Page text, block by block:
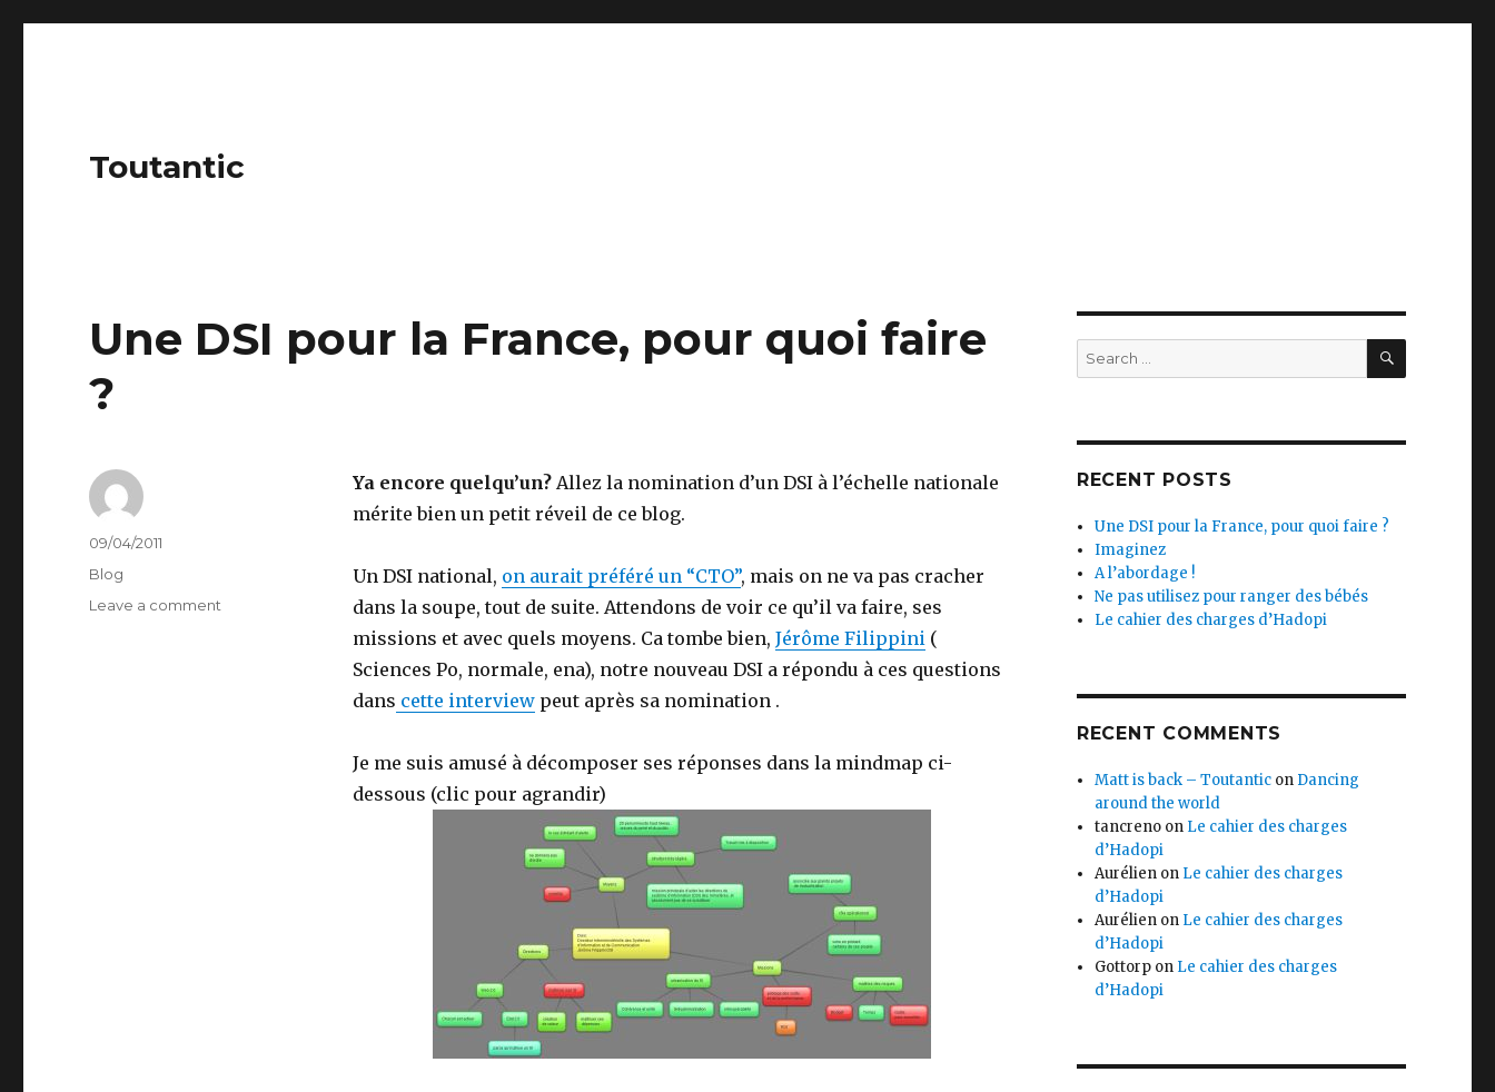
Toutantic
Une DSI pour la France, pour quoi faire
?
Ya encore quelqu’un?Allez la nomination d’un DSI à l’échelle nationale
mérite bien un petit réveil de ce blog.
Un DSI national, on aurait préféré un “CTO”, mais on ne va pas cracher
dans la soupe, tout de suite. Attendons de voir ce qu’il va faire, ses
missions et avec quels moyens. Ca tombe bien, Jérôme Filippini(
Sciences Po, normale, ena), notre nouveau DSI a répondu à ces questions
dans cette interviewpeut après sa nomination .
Je me suis amusé à décomposer ses réponses dans la mindmap ci-
dessous (clic pour agrandir)
Author
Posted
on
09/04/2011
Categories
Blog
Leave a comment
Search
for:
SEARCH
RECENT POSTS
Une DSI pour la France, pour quoi faire ?
Imaginez
A l’abordage !
Ne pas utilisez pour ranger des bébés
Le cahier des charges d’Hadopi
RECENT COMMENTS
Matt is back – Toutantic on Dancing
around the world
tancreno on Le cahier des charges
d’Hadopi
Aurélien on Le cahier des charges
d’Hadopi
Aurélien on Le cahier des charges
d’Hadopi
Gottorp on Le cahier des charges
d’Hadopi